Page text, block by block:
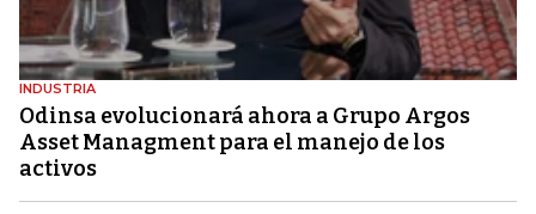
INDUSTRIA
Odinsa evolucionará ahora a Grupo Argos
Asset Managment para el manejo de los
activos